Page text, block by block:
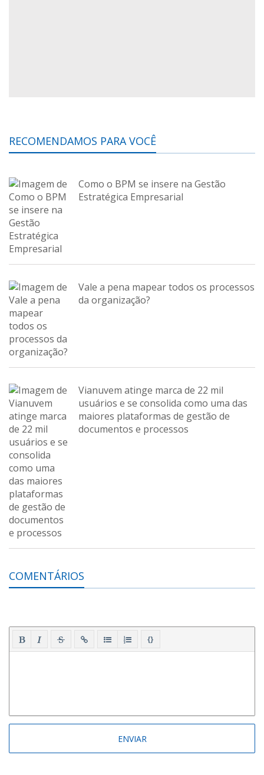
RECOMENDAMOS PARA VOCÊ
Como o BPM se insere na Gestão
Estratégica Empresarial
Vale a pena mapear todos os processos
da organização?
Vianuvem atinge marca de 22 mil
usuários e se consolida como uma das
maiores plataformas de gestão de
documentos e processos
COMENTÁRIOS
{}